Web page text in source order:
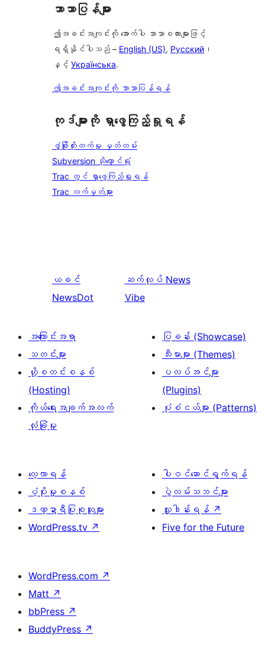
ဘာသာပြန်များ
ဤအခင်းအကျင်းကို အောက်ပါ ဘာသာစကားများဖြင့်
ရရှိနိုင်ပါသည် – English (US), Русский ၊
နှင့် Українська.
ဤအခင်းအကျင်းကို ဘာသာပြန်ရန်
ကုဒ်များကို ရှာဖွေကြည့်ရှုရန်
ဖွံ့ဖြိုးတိုးတက်မှု မှတ်တမ်း
Subversion သိုလှောင်ရုံ
Trac တွင် ရှာဖွေကြည့်ရှုရန်
Trac လက်မှတ်များ
ယခင်
NewsDot
ဆက်လုပ် News
Vibe
အကြောင်းအရာ
သတင်းများ
ဟို့စတင်းစနစ်
(Hosting)
ကိုယ်ရေးအချက်အလက်
လုံခြုံမှု
ပြခန်း (Showcase)
သီးမားများ (Themes)
ပလပ်အင်များ
(Plugins)
ပုံစံငယ်များ (Patterns)
လေ့လာရန်
ပံ့ပိုးမှုစနစ်
ဒဏ္ဍာရီပြုစုသူများ
WordPress.tv ↗
ပါဝင်ဆောင်ရွက်ရန်
ပွဲလမ်းသဘင်များ
လှူဒါန်းရန် ↗
Five for the Future
WordPress.com ↗
Matt ↗
bbPress ↗
BuddyPress ↗